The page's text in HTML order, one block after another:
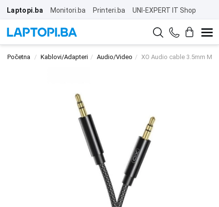
Laptopi.ba Monitori.ba Printeri.ba UNI-EXPERT IT Shop
Početna Kablovi/Adapteri Audio/Video XO Audio cable 3.5mm M/